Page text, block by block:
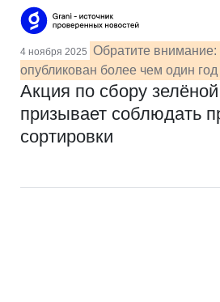
4 ноября 2025 Обратите внимание:
опубликован более чем один год
Акция по сбору
призывает соблюдать
сортировки